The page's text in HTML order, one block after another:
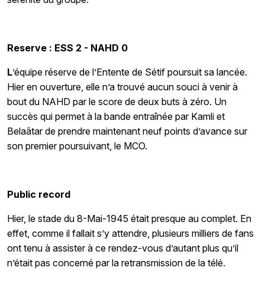
Reserve : ESS 2 - NAHD 0
L’équipe réserve de l’Entente de Sétif poursuit sa lancée.
Hier en ouverture, elle n’a trouvé aucun souci à venir à
bout du NAHD par le score de deux buts à zéro. Un
succès qui permet à la bande entraînée par Kamli et
Belaâtar de prendre maintenant neuf points d’avance sur
son premier poursuivant, le MCO.
Public record
Hier, le stade du 8-Mai-1945 était presque au complet. En
effet, comme il fallait s’y attendre, plusieurs milliers de fans
ont tenu à assister à ce rendez-vous d’autant plus qu’il
n’était pas concerné par la retransmission de la télé.